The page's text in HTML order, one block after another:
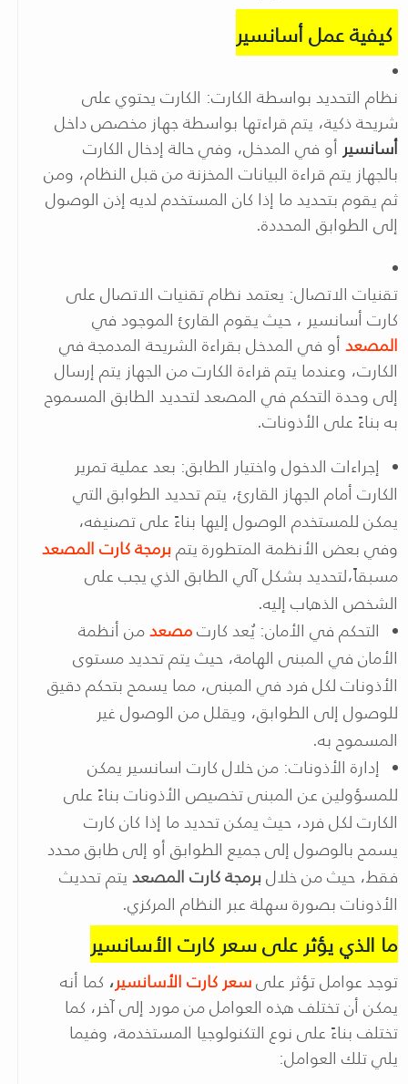
كيفية عمل أسانسير
نظام التحديد بواسطة الكارت: الكارت يحتوي على
شريحة ذكية، يتم قراءتها بواسطة جهاز مخصص داخل
أسانسير أو في المدخل، وفي حالة إدخال الكارت
بالجهاز يتم قراءة البيانات المخزنة من قبل النظام، ومن
ثم يقوم بتحديد ما إذا كان المستخدم لديه إذن الوصول
إلى الطوابق المحددة.
تقنيات الاتصال: يعتمد نظام تقنيات الاتصال على
كارت أسانسير ، حيث يقوم القارئ الموجود في
المصعدأو في المدخل بقراءة الشريحة المدمجة في
الكارت، وعندما يتم قراءة الكارت من الجهاز يتم إرسال
إلى وحدة التحكم في المصعد لتحديد الطابق المسموح
به بناءً على الأذونات.
إجراءات الدخول واختيار الطابق: بعد عملية تمرير
الكارت أمام الجهاز القارئ، يتم تحديد الطوابق التي
يمكن للمستخدم الوصول إليها بناءً على تصنيفه،
وفي بعض الأنظمة المتطورة يتمبرمجة كارت المصعد
مسبقاً،لتحديد بشكل آلي الطابق الذي يجب على
الشخص الذهاب إليه.
التحكم في الأمان: يُعد كارتمصعدمن أنظمة
الأمان في المبنى الهامة، حيث يتم تحديد مستوى
الأذونات لكل فرد في المبنى، مما يسمح بتحكم دقيق
للوصول إلى الطوابق، ويقلل من الوصول غير
المسموح به.
إدارة الأذونات: من خلال كارت اسانسير يمكن
للمسؤولين عن المبنى تخصيص الأذونات بناءً على
الكارت لكل فرد، حيث يمكن تحديد ما إذا كان كارت
يسمح بالوصول إلى جميع الطوابق أو إلى طابق محدد
فقط، حيث من خلالبرمجة كارت المصعديتم تحديث
الأذونات بصورة سهلة عبر النظام المركزي.
ما الذي يؤثر على سعر كارت الأسانسير
توجد عوامل تؤثر علىسعر كارت الأسانسير، كما أنه
يمكن أن تختلف هذه العوامل من مورد إلى آخر، كما
تختلف بناءً على نوع التكنولوجيا المستخدمة، وفيما
يلي تلك العوامل: